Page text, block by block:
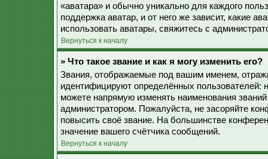
«аватара» и обычно уникально для каждого
поддержка аватар, и от него же зависит, какие
использовать аватары, свяжитесь с
Вернуться к началу
» Что такое звание и как я могу изменить его?
Звания, отображаемые под вашим именем,
идентифицируют определённых
можете напрямую изменять наименования
администратором. Пожалуйста, не засоряйте
повысить своё звание. На большинстве
значение вашего счётчика сообщений.
Вернуться к началу